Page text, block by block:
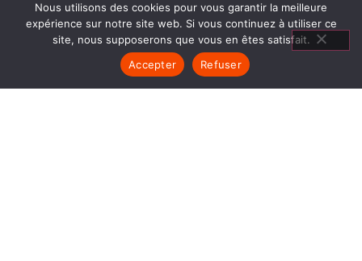
Nous utilisons des cookies pour vous garantir la meilleure
expérience sur notre site web. Si vous continuez à utiliser ce
site, nous supposerons que vous en êtes satisfait.
Accepter
Refuser